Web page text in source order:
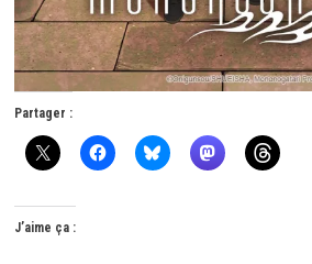
Partager :
J’aime ça :